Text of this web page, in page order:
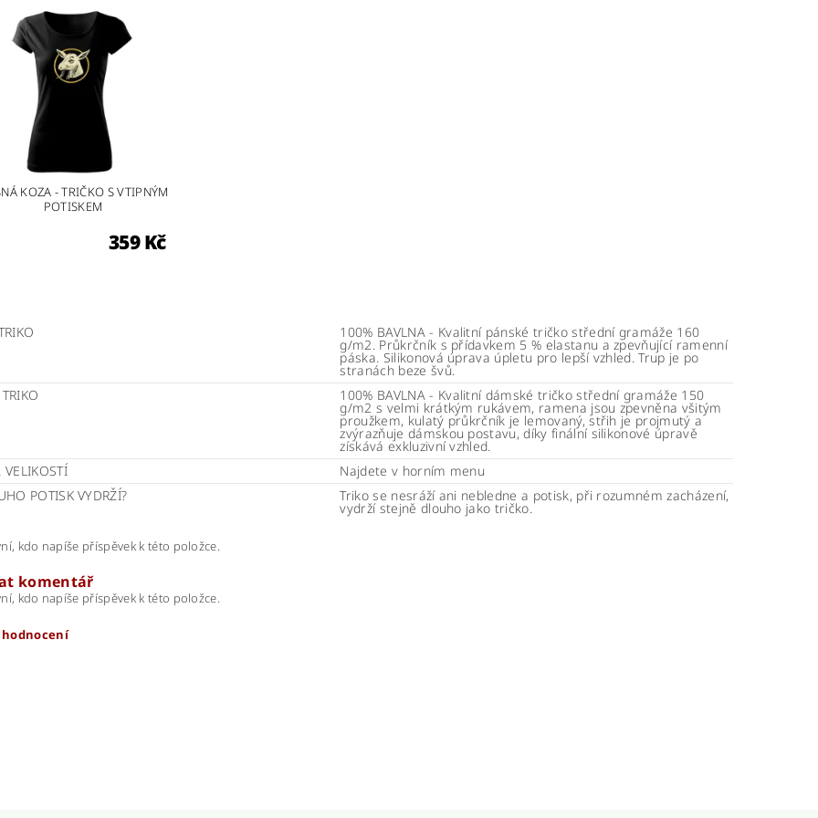
KOZA - TRIČKO S VTIPNÝM
POTISKEM
359 Kč
100% BAVLNA - Kvalitní pánské tričko střední gramáže 160
g/m2. Průkrčník s přídavkem 5 % elastanu a zpevňující ramenní
páska. Silikonová úprava úpletu pro lepší vzhled. Trup je po
stranách beze švů.
100% BAVLNA - Kvalitní dámské tričko střední gramáže 150
g/m2 s velmi krátkým rukávem, ramena jsou zpevněna všitým
proužkem, kulatý průkrčník je lemovaný, střih je projmutý a
zvýrazňuje dámskou postavu, díky finální silikonové úpravě
získává exkluzivní vzhled.
VELIKOSTÍ
Najdete v horním menu
POTISK VYDRŽÍ?
Triko se nesráží ani nebledne a potisk, při rozumném zacházení,
vydrží stejně dlouho jako tričko.
kdo napíše příspěvek k této položce.
komentář
kdo napíše příspěvek k této položce.